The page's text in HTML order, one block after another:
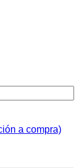
a compra)